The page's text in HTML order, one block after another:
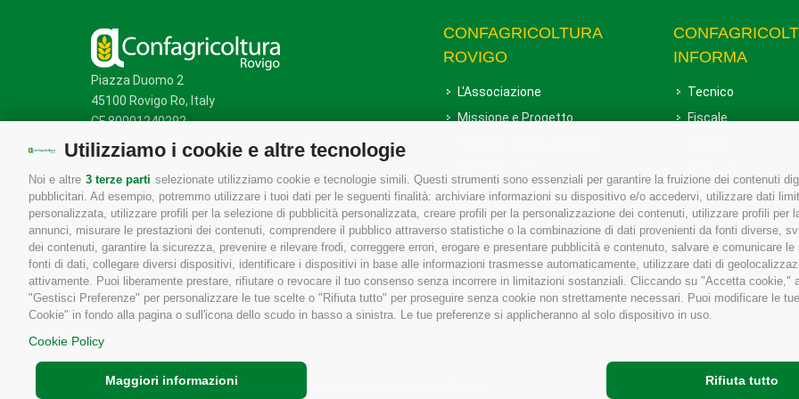
Utilizziamo i cookie e altre tecnologie
Noi e altre 3 terze parti selezionate utilizziamo cookie e tecnologie simili. Questi strumenti sono essenziali per garantire la fruizione dei contenuti
pubblicitari. Ad esempio, potremmo utilizzare i tuoi dati per le seguenti finalità: archiviare informazioni su dispositivo e/o accedervi, utilizzare dati
personalizzata, utilizzare profili per la selezione di pubblicità personalizzata, creare profili per la personalizzazione dei contenuti, utilizzare profili
annunci, misurare le prestazioni dei contenuti, comprendere il pubblico attraverso statistiche o la combinazione di dati provenienti da fonti diverse,
dei contenuti, garantire la sicurezza, prevenire e rilevare frodi, correggere errori, erogare e presentare pubblicità e contenuto, salvare e comunicare
fonti di dati, collegare diversi dispositivi, identificare i dispositivi in base alle informazioni trasmesse automaticamente, utilizzare dati di
attivamente. Puoi liberamente prestare, rifiutare o revocare il tuo consenso senza incorrere in limitazioni sostanziali. Cliccando su "Accetta
"Gestisci Preferenze" per personalizzare le tue scelte o "Rifiuta tutto" per proseguire senza cookie non strettamente necessari. Puoi modificare le
Cookie" in fondo alla pagina o sull'icona dello scudo in basso a sinistra. Le tue preferenze si applicheranno al solo dispositivo in uso.
Cookie Policy
Rifiuta tutto
Maggiori informazioni
Piazza Duomo 2
45100 Rovigo Ro, Italy
CF 80001240292
Mappa del sito/Privacy Policy /Cookie Policy
CONFAGRICOLTURA
ROVIGO
L'Associazione
Missione e Progetto
Uffici della Sede provinciale
Le Sedi di Zona
Agricoltori S.r.l.
Whistleblowing Confagricoltura
Rovigo e Agricoltori srl
INFORMA
Tecnico
Fiscale
Associazione
Copyrights © 2026 Tutti i diritti sono riservati - Confagricoltura Rovigo